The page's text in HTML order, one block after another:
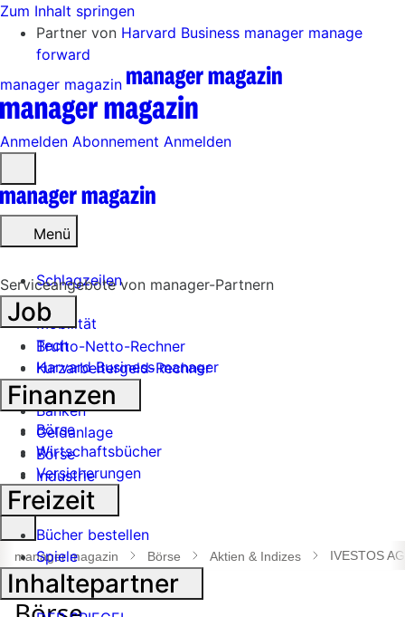
Zum Inhalt springen
Partner von Harvard Business manager manage
forward
manager magazin
Anmelden Abonnement Anmelden
öffnen
Menü
Schlagzeilen
Mobilität
Tech
Harvard Business manager
Handel
Banken
Geldanlage
Börse
Industrie
Suche
öffnen
manager magazin Börse Aktien & Indizes IVESTOS AG
Serviceangebote von manager-Partnern
Job
Brutto-Netto-Rechner
Kurzarbeitergeld-Rechner
Finanzen
Börse
Wirtschaftsbücher
Versicherungen
Freizeit
Bücher bestellen
Spiele
Inhaltepartner